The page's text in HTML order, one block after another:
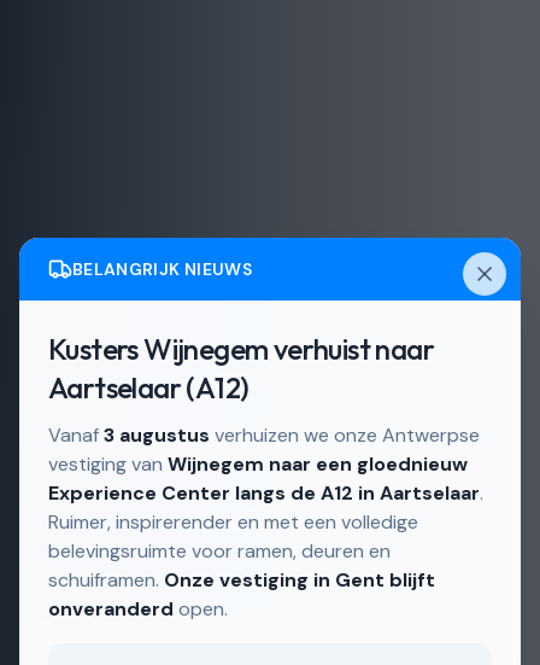
BELANGRIJK NIEUWS
Kusters Wijnegem verhuist naar
Aartselaar (A12)
Vanaf3 augustus verhuizen we onze Antwerpse
vestiging van Wijnegem naar een gloednieuw
Experience Center langs de A12 in Aartselaar.
Ruimer, inspirerender en met een volledige
belevingsruimte voor ramen, deuren en
schuiframen. Onze vestiging in Gent blijft
onveranderd open.
Actief in Schoten en omgeving
Deuren in Schoten
Deuren, op maat gemaakt in onze eigen
Belgische fabriek.